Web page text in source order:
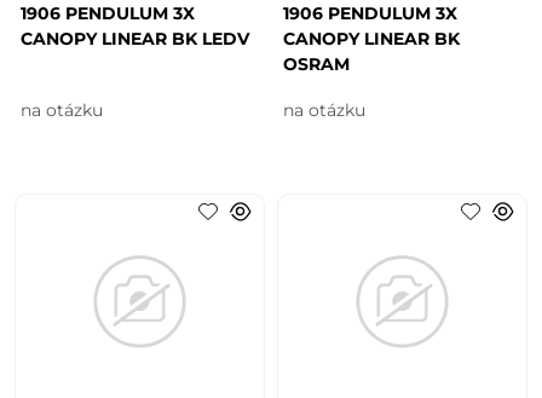
1906 PENDULUM 3X
CANOPY LINEAR BK LEDV
na otázku
1906 PENDULUM 3X
CANOPY LINEAR BK
OSRAM
na otázku